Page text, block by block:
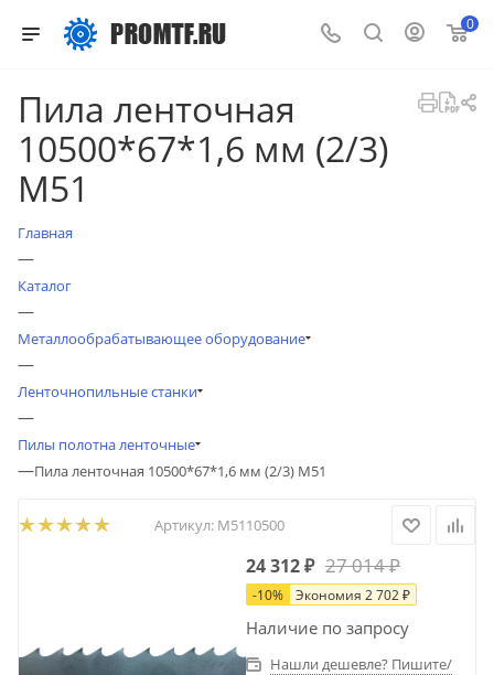
0
Пила ленточная
10500*67*1,6 мм (2/3)
М51
Главная
—
Каталог
—
Металлообрабатывающее оборудование
—
Ленточнопильные станки
—
Пилы полотна ленточные
—Пила ленточная 10500*67*1,6 мм (2/3) М51
Артикул: М5110500
24 312₽ 27 014₽
-10% Экономия 2 702₽
Наличие по запросу
Нашли дешевле? Пишите/